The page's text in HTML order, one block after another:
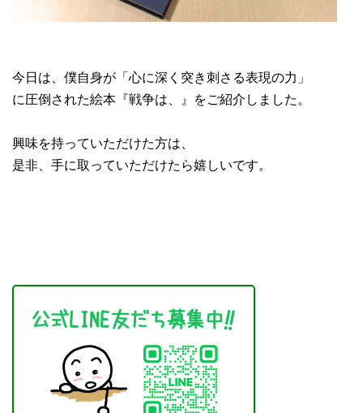
今日は、僕自身が「心に深く突き刺さる表現の力」
に圧倒された絵本『戦争は、』をご紹介しました。
興味を持っていただけた方は、
是非、手に取っていただけたら嬉しいです。